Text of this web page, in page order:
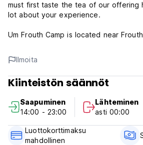
must first taste the tea of our offering
lot about your experience.
Um Frouth Camp is located near
Um Frouth Camp Terms & Conditions:
Cancellation policy: 1 day before
of your stay.
Check in from 14:00 to 23:00 .
Check out before 11:00 .
Ilmoita
Kiinteistön säännöt
Saapuminen
14:00 - 23:00
Lähteminen
asti 00:00
Luottokorttimaksu
mahdollinen